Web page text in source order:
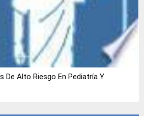
De Alto Riesgo En Pediatría Y